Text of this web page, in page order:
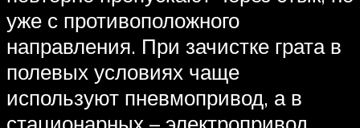
уже с противоположного
направления. При зачистке грата в
полевых условиях чаще
используют пневмопривод, а в